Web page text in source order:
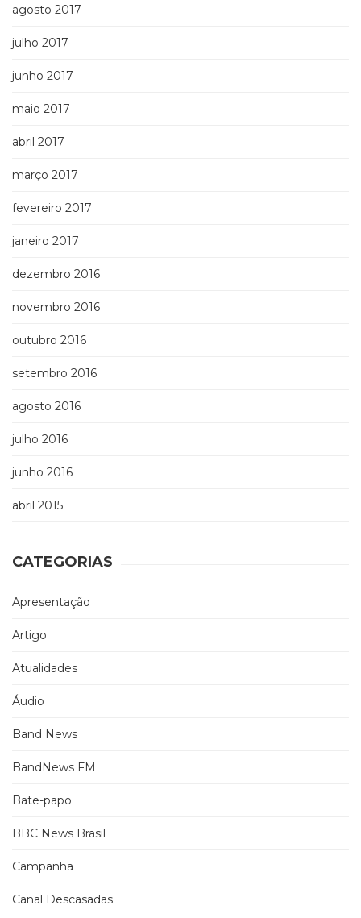
agosto 2017
julho 2017
junho 2017
maio 2017
abril 2017
março 2017
fevereiro 2017
janeiro 2017
dezembro 2016
novembro 2016
outubro 2016
setembro 2016
agosto 2016
julho 2016
junho 2016
abril 2015
CATEGORIAS
Apresentação
Artigo
Atualidades
Áudio
Band News
BandNews FM
Bate-papo
BBC News Brasil
Campanha
Canal Descasadas